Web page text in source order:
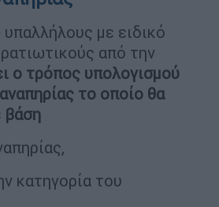
με ειδικό
από την
ο τρόπος υπολογισμού
το οποίο θα
βάση
κατηγορία του